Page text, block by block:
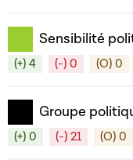
Sensibilité
(+) 4 (-) 0 (O) 0
Groupe
(+) 0 (-) 21 (O) 0